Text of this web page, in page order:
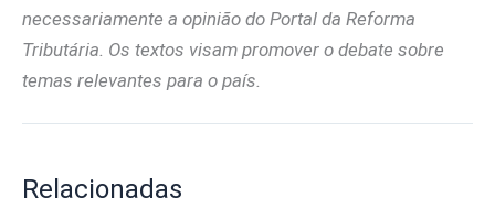
necessariamente a opinião do Portal da Reforma
Tributária. Os textos visam promover o debate sobre
temas relevantes para o país.
Relacionadas